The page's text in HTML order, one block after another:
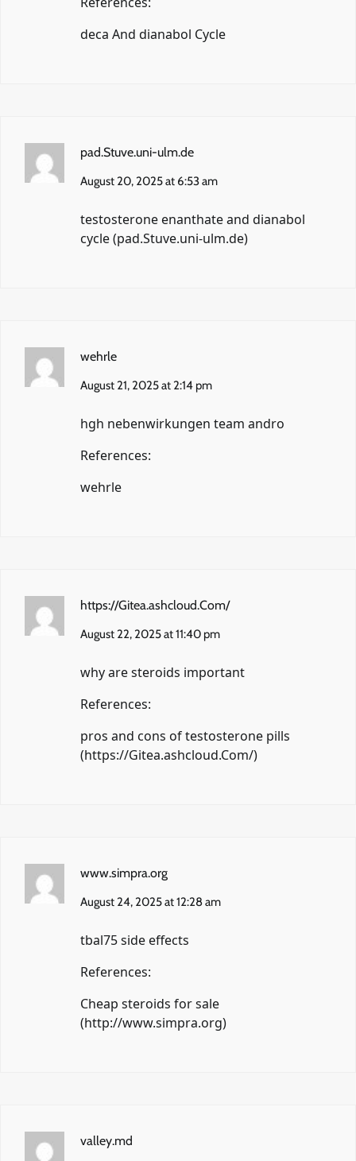
deca And dianabol Cycle
pad.Stuve.uni-ulm.de
August 20, 2025 at 6:53 am
testosterone enanthate and dianabol
cycle (pad.Stuve.uni-ulm.de)
wehrle
August 21, 2025 at 2:14 pm
hgh nebenwirkungen team andro
References:
wehrle
https://Gitea.ashcloud.Com/
August 22, 2025 at 11:40 pm
why are steroids important
References:
pros and cons of testosterone pills
(https://Gitea.ashcloud.Com/)
www.simpra.org
August 24, 2025 at 12:28 am
tbal75 side effects
References:
Cheap steroids for sale
(http://www.simpra.org)
valley.md